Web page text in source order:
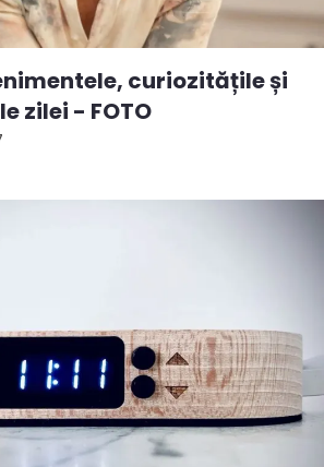
curiozitățile și
zilei - FOTO